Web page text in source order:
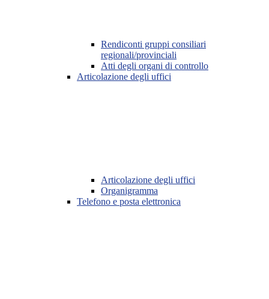
Rendiconti gruppi consiliari
regionali/provinciali
Atti degli organi di controllo
Articolazione degli uffici
Articolazione degli uffici
Organigramma
Telefono e posta elettronica